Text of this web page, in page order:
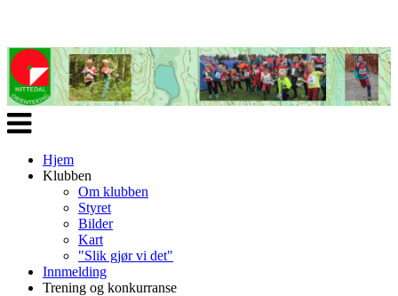
Veksle
navigasjon
Hjem
Klubben
Om klubben
Styret
Bilder
Kart
"Slik gjør vi det"
Innmelding
Trening og konkurranse